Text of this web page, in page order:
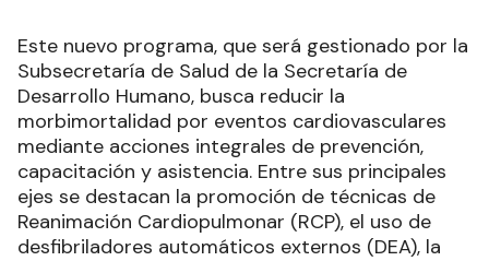
Este nuevo programa, que será gestionado por la
Subsecretaría de Salud de la Secretaría de
Desarrollo Humano, busca reducir la
morbimortalidad por eventos cardiovasculares
mediante acciones integrales de prevención,
capacitación y asistencia. Entre sus principales
ejes se destacan la promoción de técnicas de
Reanimación Cardiopulmonar (RCP), el uso de
desfibriladores automáticos externos (DEA), la